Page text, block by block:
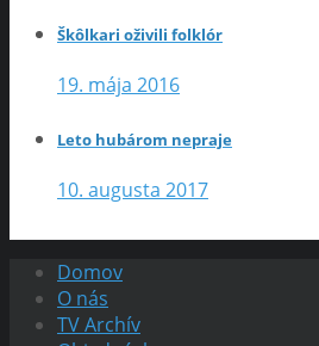
Škôlkari oživili folklór
19. mája 2016
Leto hubárom nepraje
10. augusta 2017
Domov
O nás
TV Archív